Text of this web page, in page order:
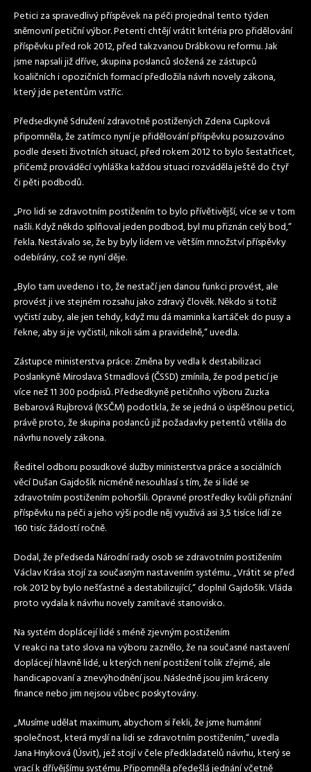
Petici za spravedlivý příspěvek na péči projednal tento týden
sněmovní petiční výbor. Petenti chtějí vrátit kritéria pro přidělování
příspěvku před rok 2012, před takzvanou Drábkovu reformu. Jak
jsme napsali již dříve, skupina poslanců složená ze zástupců
koaličních i opozičních formací předložila návrh novely zákona,
který jde petentům vstříc.
Předsedkyně Sdružení zdravotně postižených Zdena Cupková
připomněla, že zatímco nyní je přidělování příspěvku posuzováno
podle deseti životních situací, před rokem 2012 to bylo šestatřicet,
přičemž prováděcí vyhláška každou situaci rozváděla ještě do čtyř
či pěti podbodů.
„Pro lidi se zdravotnímpostižením to bylo přívětivější, více se v tom
našli. Když někdo splňoval jeden podbod, byl mu přiznán celý bod,“
řekla. Nestávalo se, že by byly lidem ve větším množství příspěvky
odebírány, což se nyní děje.
„Bylo tam uvedeno i to, že nestačí jen danou funkci provést, ale
provést ji ve stejném rozsahu jako zdravý člověk. Někdo si totiž
vyčistí zuby, ale jen tehdy, když mu dá maminka kartáček do pusy a
řekne, aby si je vyčistil, nikoli sám a pravidelně,“ uvedla.
Zástupce ministerstva práce: Změna by vedla k destabilizaci
Poslankyně Miroslava Strnadlová (ČSSD) zmínila, že pod peticí je
více než 11 300 podpisů. Předsedkyně petičního výboru Zuzka
Bebarová Rujbrová (KSČM) podotkla, že se jedná o úspěšnou petici,
právě proto, že skupina poslanců již požadavky petentů vtělila do
návrhu novely zákona.
Ředitel odboru posudkové služby ministerstva práce a sociálních
věcí Dušan Gajdošík nicméně nesouhlasí s tím, že si lidé se
zdravotnímpostižením pohoršili. Opravné prostředky kvůli přiznání
příspěvku na péči a jeho výši podle něj využívá asi 3,5 tisíce lidí ze
160 tisíc žádostí ročně.
Dodal, že předseda Národní rady osob se zdravotnímpostižením
Václav Krása stojí za současným nastavením systému. „Vrátit se před
rok 2012 by bylo nešťastné a destabilizující,“ doplnil Gajdošík. Vláda
proto vydala k návrhu novely zamítavé stanovisko.
Na systém doplácejí lidé s méně zjevným postižením
V reakci na tato slova na výboru zaznělo, že na současné nastavení
doplácejí hlavně lidé, u kterých není postižení tolik zřejmé, ale
handicapovaní a znevýhodnění jsou. Následně jsou jim kráceny
finance nebo jim nejsou vůbec poskytovány.
„Musíme udělat maximum, abychom si řekli, že jsme humánní
společnost, která myslí na lidi se zdravotnímpostižením,“ uvedla
Jana Hnyková (Úsvit), jež stojí v čele předkladatelů návrhu, který se